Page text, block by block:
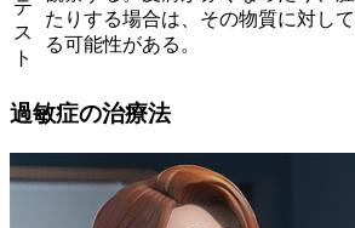
テ
ス
ト
たりする場合は、その物質に対し
る可能性がある。
過敏症の治療法